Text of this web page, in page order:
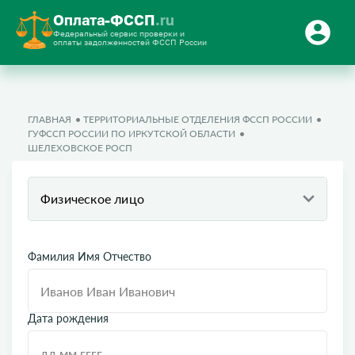
Оплата-ФССП.ru
Федеральный сервис проверки и
оплаты задолженностей ФССП России
ГЛАВНАЯ
ТЕРРИТОРИАЛЬНЫЕ ОТДЕЛЕНИЯ ФССП РОССИИ
ГУФССП РОССИИ ПО ИРКУТСКОЙ ОБЛАСТИ
ШЕЛЕХОВСКОЕ РОСП
Физическое лицо
Фамилия Имя Отчество
Дата рождения